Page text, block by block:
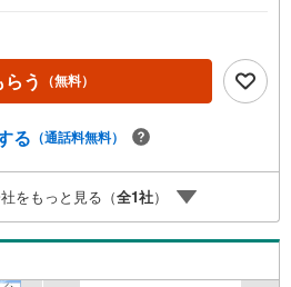
！お気軽にお問い合わせください。◎
室内・現地を見学する】ボタンから日
土日祝日のご案内はもちろんOK！（9:
になる物件もまとめてご案内できま
イホーム探しをチームリノハウスが親
う （無料）
る （通話料無料）
をもっと見る（全1社）